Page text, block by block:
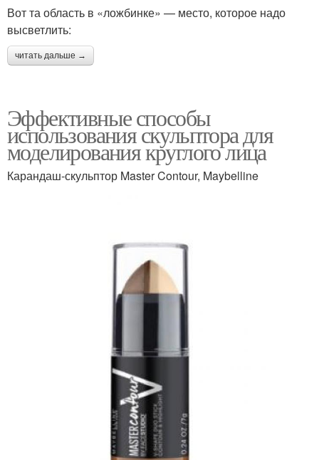
Вот та область в «ложбинке» — место, которое надо
высветлить:
читать дальше →
Эффективные способы
использования скульптора для
моделирования круглого лица
Карандаш-скульптор Master Contour, Maybelline